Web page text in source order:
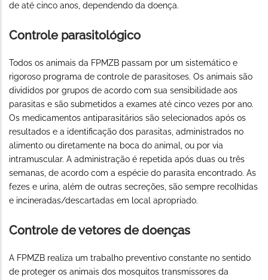
de até cinco anos, dependendo da doença.
Controle parasitológico
Todos os animais da FPMZB passam por um sistemático e
rigoroso programa de controle de parasitoses. Os animais são
divididos por grupos de acordo com sua sensibilidade aos
parasitas e são submetidos a exames até cinco vezes por ano.
Os medicamentos antiparasitários são selecionados após os
resultados e a identificação dos parasitas, administrados no
alimento ou diretamente na boca do animal, ou por via
intramuscular. A administração é repetida após duas ou três
semanas, de acordo com a espécie do parasita encontrado. As
fezes e urina, além de outras secreções, são sempre recolhidas
e incineradas/descartadas em local apropriado.
Controle de vetores de doenças
A FPMZB realiza um trabalho preventivo constante no sentido
de proteger os animais dos mosquitos transmissores da